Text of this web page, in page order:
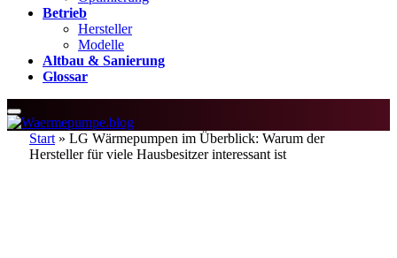
Betrieb
Hersteller
Modelle
Altbau & Sanierung
Glossar
Start » LG Wärmepumpen im Überblick: Warum der
Hersteller für viele Hausbesitzer interessant ist